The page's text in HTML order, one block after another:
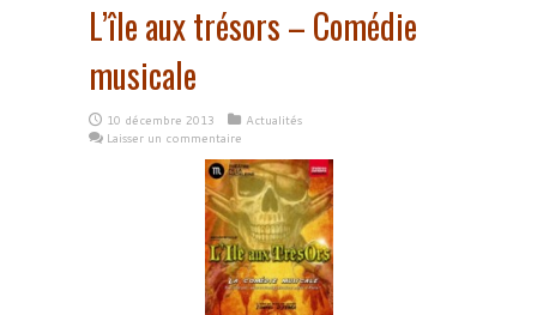
L’île aux trésors – Comédie
musicale
10 décembre 2013
Actualités
Laisser un commentaire